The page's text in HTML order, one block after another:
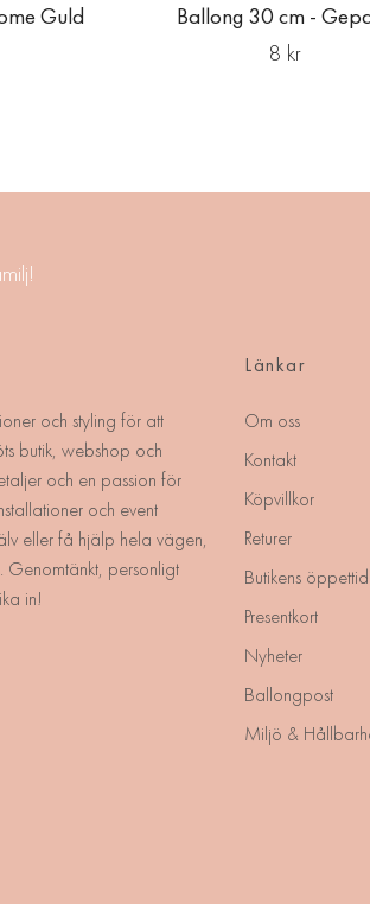
Guld
Ballong 30 cm -
8 kr
och styling för att
butik, webshop och
och en passion för
och event
eller få hjälp hela vägen,
personligt
in!
Länkar
Om oss
Kontakt
Köpvillkor
Returer
Butikens
Presentkort
Nyheter
Ballongpost
Miljö &